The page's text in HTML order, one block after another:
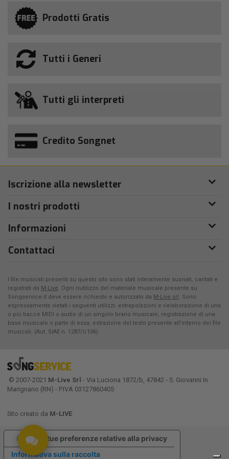
Prodotti Gratis
Tutti i Generi
Tutti gli interpreti
Credito Songnet
Iscrizione alla newsletter
I nostri prodotti
Informazioni
Contattaci
I file musicali presenti su questo sito sono stati interamente suonati, cantati e
registrati da M-Live. Ogni riutilizzo del materiale musicale presente su
Songservice.it deve essere richiesto e autorizzato da M-Live srl . Sono
espressamente vietati i seguenti utilizzi: estrapolazioni e rielaborazione di una
o più tracce MIDI o audio di un singolo brano musicale, registrazione di una
base musicale o parte di essa, estrazione del testo presente all'interno dei file
musicali. (Aut. SIAE n. 1287/I/106)
© 2007-2021 M-Live Srl - Via Luciona 1872/b, 47842 - S. Giovanni In
Marignano (RN) - P.IVA 03127860405
Sito creato da M-LIVE
Informativa sulla raccolta
Le tue preferenze relative alla privacy